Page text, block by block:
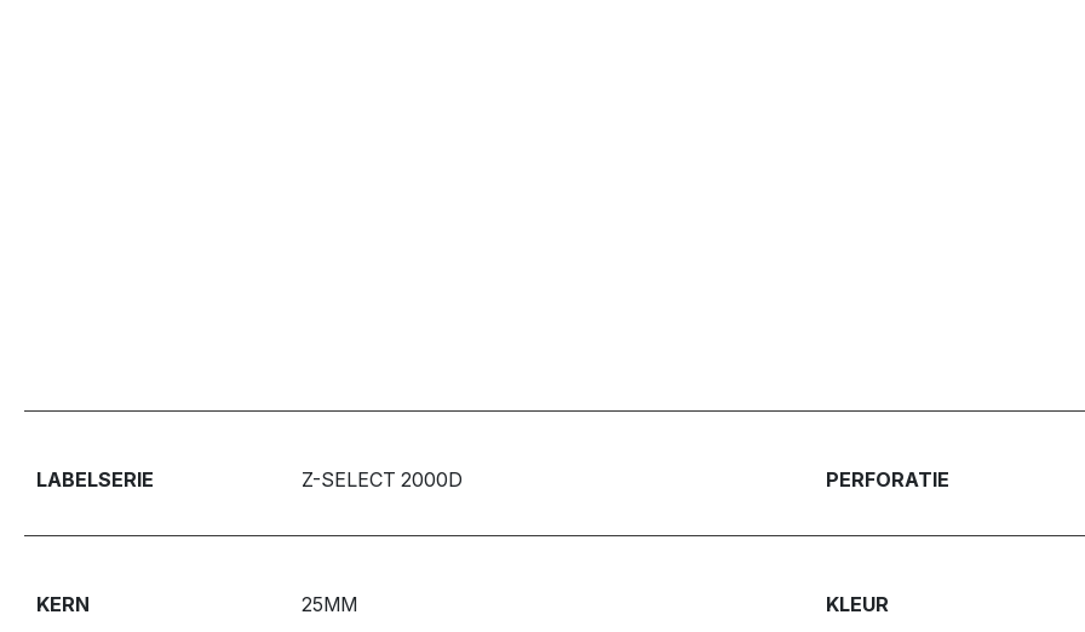
LABELSERIE Z-SELECT 2000D PERFORATIE
KERN 25MM KLEUR